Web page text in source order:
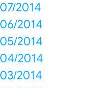
07/2014
06/2014
05/2014
04/2014
03/2014